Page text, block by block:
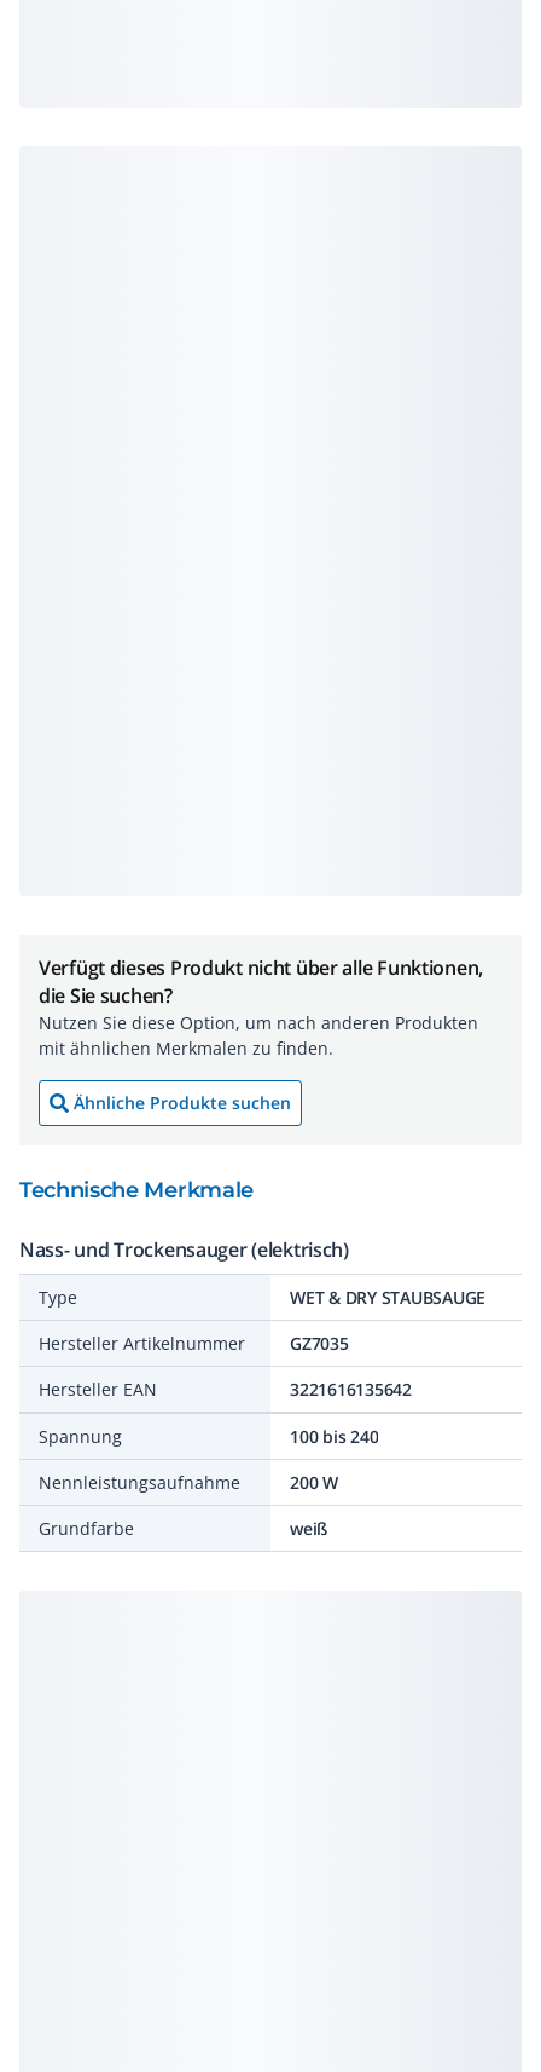
Verfügt dieses Produkt nicht über alle Funktionen,
die Sie suchen?
Nutzen Sie diese Option, um nach anderen Produkten
mit ähnlichen Merkmalen zu finden.
Ähnliche Produkte suchen
Technische Merkmale
Nass- und Trockensauger (elektrisch)
Type
WET & DRY STAUBSAUGE
Hersteller Artikelnummer
GZ7035
Hersteller EAN
3221616135642
Spannung
100 bis 240
Nennleistungsaufnahme
200 W
Grundfarbe
weiß